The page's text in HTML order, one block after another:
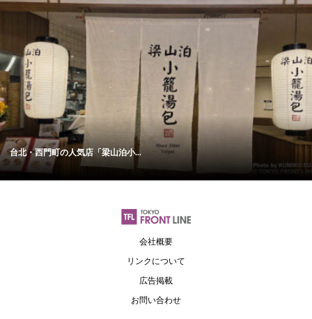
台北・西門町の人気店「梁山泊小...
会社概要
リンクについて
広告掲載
お問い合わせ